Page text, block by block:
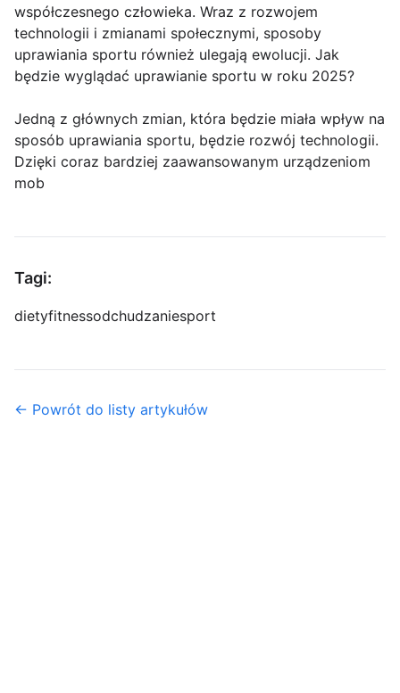
współczesnego człowieka. Wraz z rozwojem
technologii i zmianami społecznymi, sposoby
uprawiania sportu również ulegają ewolucji. Jak
będzie wyglądać uprawianie sportu w roku 2025?
Jedną z głównych zmian, która będzie miała wpływ na
sposób uprawiania sportu, będzie rozwój technologii.
Dzięki coraz bardziej zaawansowanym urządzeniom
mob
Tagi:
dietyfitnessodchudzaniesport
← Powrót do listy artykułów